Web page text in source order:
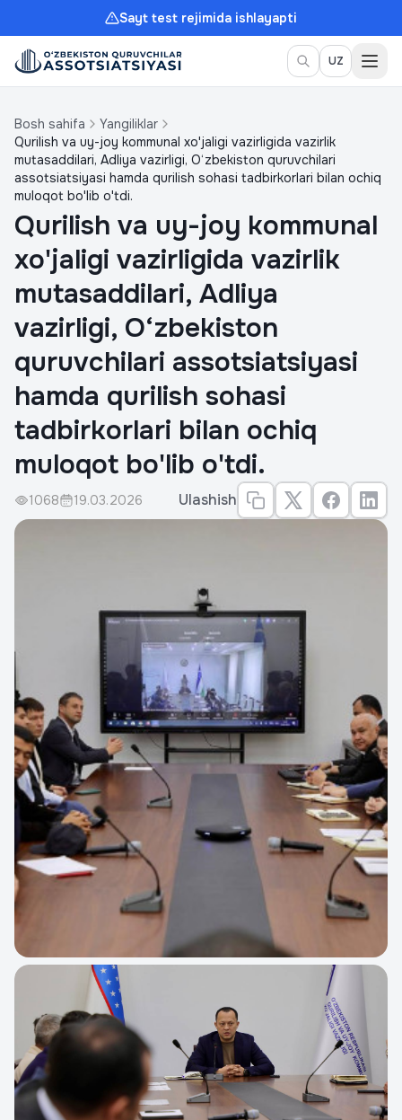
Sayt test rejimida ishlayapti
UZ
Bosh sahifa
Yangiliklar
Qurilish va uy-joy kommunal xo'jaligi vazirligida vazirlik
mutasaddilari, Adliya vazirligi, O‘zbekiston quruvchilari
assotsiatsiyasi hamda qurilish sohasi tadbirkorlari bilan ochiq
muloqot bo'lib o'tdi.
Qurilish va uy-joy kommunal
xo'jaligi vazirligida vazirlik
mutasaddilari, Adliya
vazirligi, O‘zbekiston
quruvchilari assotsiatsiyasi
hamda qurilish sohasi
tadbirkorlari bilan ochiq
muloqot bo'lib o'tdi.
1068 19.03.2026 Ulashish